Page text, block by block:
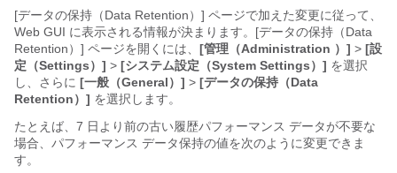
[データの保持（Data Retention）] ページで加えた変更に従って、
Web GUI に表示される情報が決まります。[データの保持（Data
Retention）] ページを開くには、 [管理（Administration ）] > [設
定（Settings）] > [システム設定（System Settings）] を選択
し、さらに [一般（General）] > [データの保持（Data
Retention）] を選択します。
たとえば、7 日より前の古い履歴パフォーマンス データが不要な
場合、パフォーマンス データ保持の値を次のように変更できま
す。